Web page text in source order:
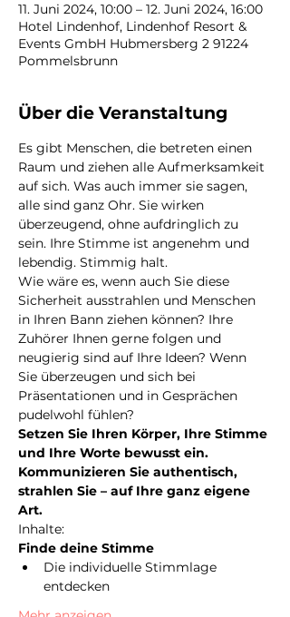
11. Juni 2024, 10:00 – 12. Juni 2024, 16:00
Hotel Lindenhof, Lindenhof Resort &
Events GmbH Hubmersberg 2 91224
Pommelsbrunn
Über die Veranstaltung
Es gibt Menschen, die betreten einen
Raum und ziehen alle Aufmerksamkeit
auf sich. Was auch immer sie sagen,
alle sind ganz Ohr. Sie wirken
überzeugend, ohne aufdringlich zu
sein. Ihre Stimme ist angenehm und
lebendig. Stimmig halt.
Wie wäre es, wenn auch Sie diese
Sicherheit ausstrahlen und Menschen
in Ihren Bann ziehen können? Ihre
Zuhörer Ihnen gerne folgen und
neugierig sind auf Ihre Ideen? Wenn
Sie überzeugen und sich bei
Präsentationen und in Gesprächen
pudelwohl fühlen?
Setzen Sie Ihren Körper, Ihre Stimme
und Ihre Worte bewusst ein.
Kommunizieren Sie authentisch,
strahlen Sie – auf Ihre ganz eigene
Art.
Inhalte:
Finde deine Stimme
Die individuelle Stimmlage
entdecken